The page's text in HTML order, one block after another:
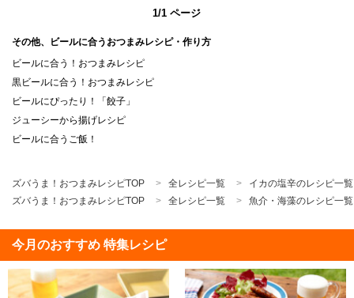
1/1 ページ
その他、ビールに合うおつまみレシピ・作り方
ビールに合う！おつまみレシピ
黒ビールに合う！おつまみレシピ
ビールにぴったり！「餃子」
ジューシーから揚げレシピ
ビールに合うご飯！
ズバうま！おつまみレシピTOP 全レシピ一覧
イカの塩辛のレシピ一覧
ズバうま！おつまみレシピTOP
全レシピ一覧 魚介・海藻のレシピ一覧
今月のおすすめ 特集レシピ